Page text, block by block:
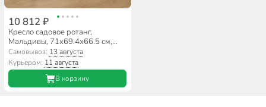
10 812 ₽
Кресло садовое ротанг,
Мальдивы, 71х69.4х66.5 см,
подушка, 100 кг, к набору AI-
1808002
Самовывоз: 13 августа
Курьером: 11 августа
В корзину